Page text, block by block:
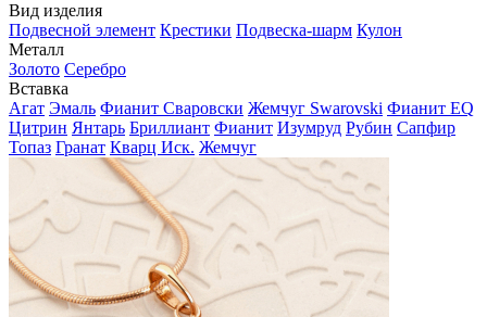
Вид изделия
Подвесной элемент Крестики Подвеска-шарм Кулон
Металл
Золото Серебро
Вставка
Агат Эмаль Фианит Сваровски Жемчуг Swarovski Фианит EQ
Цитрин Янтарь Бриллиант Фианит Изумруд Рубин Сапфир
Топаз Гранат Кварц Иск. Жемчуг